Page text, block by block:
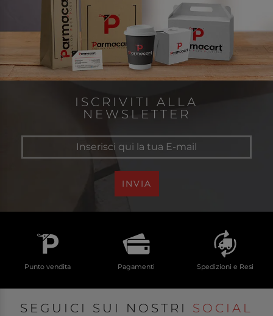
ISCRIVITI ALLA
NEWSLETTER
INVIA
Punto vendita Pagamenti Spedizioni e Resi
SEGUICI SUI NOSTRI SOCIAL